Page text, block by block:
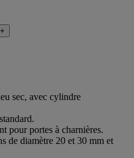
+
sec, avec cylindre
pour portes à charnières.
de diamètre 20 et 30 mm et